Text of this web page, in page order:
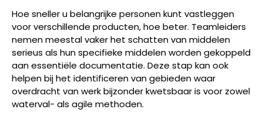
Hoe sneller u belangrijke personen kunt vastleggen
voor verschillende producten, hoe beter. Teamleiders
nemen meestal vaker het schatten van middelen
serieus als hun specifieke middelen worden gekoppeld
aan essentiële documentatie. Deze stap kan ook
helpen bij het identificeren van gebieden waar
overdracht van werk bijzonder kwetsbaar is voor zowel
waterval- als agile methoden.